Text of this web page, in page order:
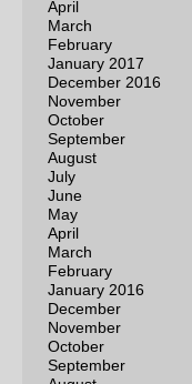
April
March
February
January 2017
December 2016
November
October
September
August
July
June
May
April
March
February
January 2016
December
November
October
September